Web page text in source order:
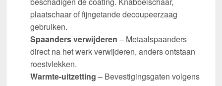
plaatschaar of fijngetande decoupeerzaag
gebruiken.
Spaanders verwijderen – Metaalspaanders
direct na het werk verwijderen, anders ontstaan
roestvlekken.
Warmte-uitzetting – Bevestigingsgaten volgens